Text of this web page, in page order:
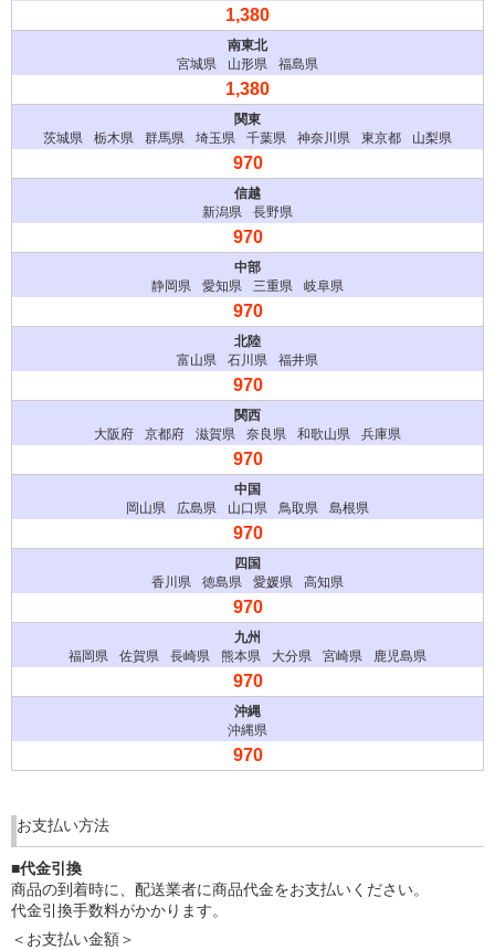
宮城県 山形県 福島県
茨城県 栃木県 群馬県 埼玉県 千葉県 神奈川県 東京都 山梨県
新潟県 長野県
静岡県 愛知県 三重県 岐阜県
富山県 石川県 福井県
大阪府 京都府 滋賀県 奈良県 和歌山県 兵庫県
岡山県 広島県 山口県 鳥取県 島根県
香川県 徳島県 愛媛県 高知県
福岡県 佐賀県 長崎県 熊本県 大分県 宮崎県 鹿児島県
沖縄県
お支払い方法
■代金引換
商品の到着時に、配送業者に商品代金をお支払いください。
代金引換手数料がかかります。
＜お支払い金額＞